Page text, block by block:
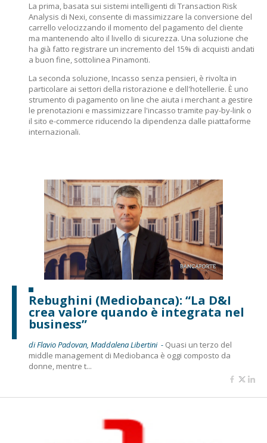
La prima, basata sui sistemi intelligenti di Transaction Risk
Analysis di Nexi, consente di massimizzare la conversione del
carrello velocizzando il momento del pagamento del cliente
ma mantenendo alto il livello di sicurezza. Una soluzione che
ha già fatto registrare un incremento del 15% di acquisti andati
a buon fine, sottolinea Pinamonti.
La seconda soluzione, Incasso senza pensieri, è rivolta in
particolare ai settori della ristorazione e dell'hotellerie. È uno
strumento di pagamento on line che aiuta i merchant a gestire
le prenotazioni e massimizzare l'incasso tramite pay-by-link o
il sito e-commerce riducendo la dipendenza dalle piattaforme
internazionali.
Rebughini (Mediobanca): “La D&I
crea valore quando è integrata nel
business”
di Flavio Padovan, Maddalena Libertini - Quasi un terzo del
middle management di Mediobanca è oggi composto da
donne, mentre t...